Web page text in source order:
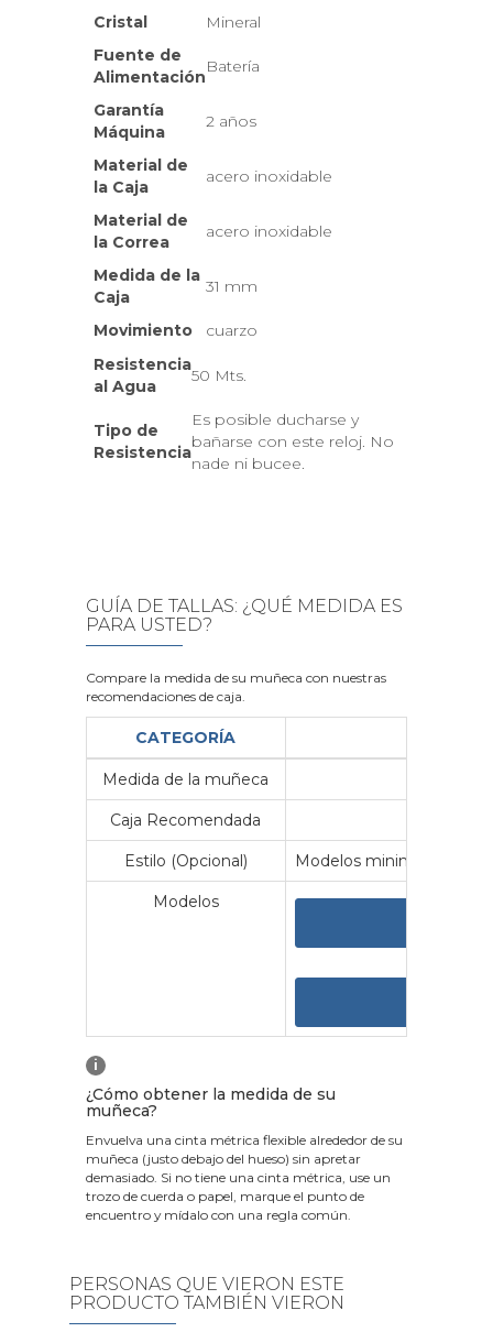
Cristal
Mineral
Fuente de
Alimentación
Batería
Garantía
Máquina
2 años
Material de
la Caja
acero inoxidable
Material de
la Correa
acero inoxidable
Medida de la
Caja
31 mm
Movimiento
cuarzo
Resistencia
al Agua
50 Mts.
Tipo de
Resistencia
Es posible ducharse y
bañarse con este reloj. No
nade ni bucee.
GUÍA DE TALLAS: ¿QUÉ MEDIDA ES
PARA USTED?
Compare la medida de su muñeca con nuestras
recomendaciones de caja.
CATEGORÍA
Medida de la muñeca
Caja Recomendada
Estilo (Opcional) Modelos minimalistas y
Modelos
i
¿Cómo obtener la medida de su
muñeca?
Envuelva una cinta métrica flexible alrededor de su
muñeca (justo debajo del hueso) sin apretar
demasiado. Si no tiene una cinta métrica, use un
trozo de cuerda o papel, marque el punto de
encuentro y mídalo con una regla común.
PERSONAS QUE VIERON ESTE
PRODUCTO TAMBIÉN VIERON